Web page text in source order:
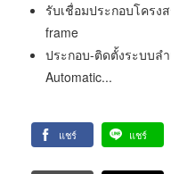
รับเชื่อมประกอบโครง
frame
ประกอบ-ติดตั้งระบบล
Automatic...
แชร์ แชร์